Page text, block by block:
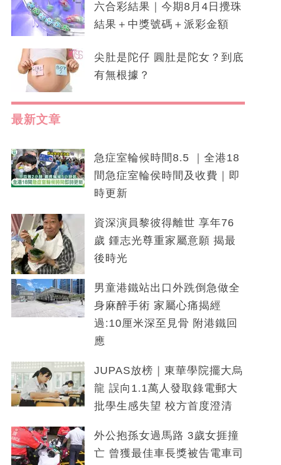
六合彩結果｜今期8月4日攪珠
結果＋中獎號碼＋派彩金額
尖肚是陀仔 圓肚是陀女？到底
有無根據？
最新文章
急症室輪候時間8.5 ｜全港18
間急症室輪侯時間及收費｜即
時更新
資深演員黎彼得離世 享年76
歲 鍾志光尊重家屬意願 揭最
後時光
男童港鐵站出口外跣倒急做全
身麻醉手術 家屬心痛揭經
過:10厘米深至見骨 附港鐵回
應
JUPAS放榜｜東華學院擺大烏
龍 誤向1.1萬人發取錄電郵大
批學生感失望 校方首度澄清
外公抱孫女過馬路 3歲女捱撞
亡 曾獲最佳車長獎被告電車司